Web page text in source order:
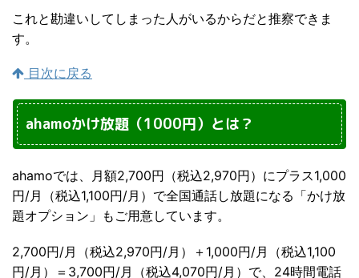
これと勘違いしてしまった人がいるからだと推察できま
す。
目次に戻る
ahamoかけ放題（1000円）とは？
ahamoでは、月額2,700円（税込2,970円）にプラス1,000
円/月（税込1,100円/月）で全国通話し放題になる「かけ放
題オプション」もご用意しています。
2,700円/月（税込2,970円/月）＋1,000円/月（税込1,100
円/月）＝3,700円/月（税込4,070円/月）で、24時間電話